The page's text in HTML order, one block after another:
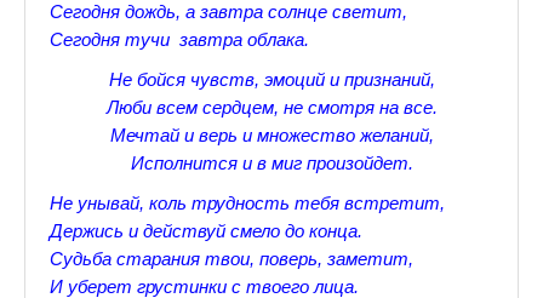
Стихи о Пушкине А.С.
Стихотворения лицеистов
Все про Царское село
Лучшие стихи Русских Классиков
♪♫Nostalgia melody★
Сегодня дождь, а завтра солнце светит,
Сегодня тучи завтра облака.
Не бойся чувств, эмоций и признаний,
Люби всем сердцем, не смотря на все.
Мечтай и верь и множество желаний,
Исполнится и в миг произойдет.
Не унывай, коль трудность тебя встретит,
Держись и действуй смело до конца.
Судьба старания твои, поверь, заметит,
И уберет грустинки с твоего лица.